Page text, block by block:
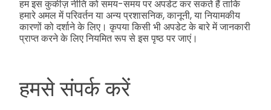
हम इस कुकीज़ नीति को समय-समय पर अपडेट कर सकते हैं ताकि
हमारे अमल में परिवर्तन या अन्य प्रशासनिक, कानूनी, या नियामकीय
कारणों को दर्शाने के लिए। कृपया किसी भी अपडेट के बारे में जानकारी
प्राप्त करने के लिए नियमित रूप से इस पृष्ठ पर जाएं।
हमसे संपर्क करें